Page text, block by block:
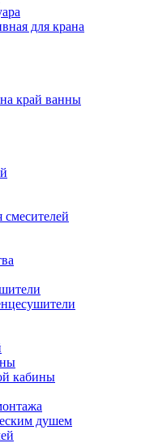
для крана
край ванны
кабины
душем